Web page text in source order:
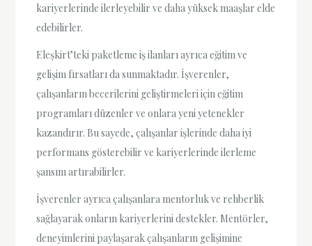
kariyerlerinde ilerleyebilir ve daha yüksek maaşlar elde
edebilirler.
Eleşkirt’teki paketleme iş ilanları ayrıca eğitim ve
gelişim fırsatları da sunmaktadır. İşverenler,
çalışanların becerilerini geliştirmeleri için eğitim
programları düzenler ve onlara yeni yetenekler
kazandırır. Bu sayede, çalışanlar işlerinde daha iyi
performans gösterebilir ve kariyerlerinde ilerleme
şansını artırabilirler.
İşverenler ayrıca çalışanlara mentorluk ve rehberlik
sağlayarak onların kariyerlerini destekler. Mentörler,
deneyimlerini paylaşarak çalışanların gelişimine